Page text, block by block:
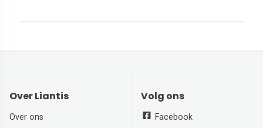
Over Liantis
Over ons
Volg ons
Facebook